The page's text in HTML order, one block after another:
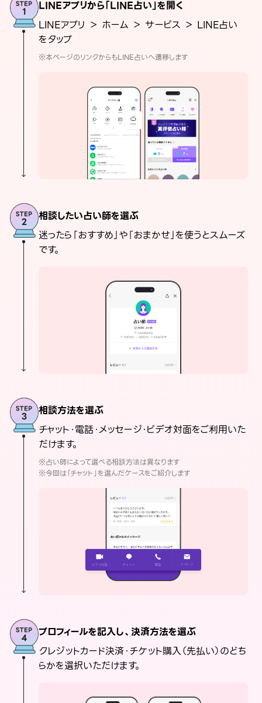
LINEアプリから「LINE占い」を開く
LINEアプリ ＞ ホーム ＞ サービス ＞ LINE占い
をタップ
※本ページのリンクからもLINE占いへ遷移します
相談したい占い師を選ぶ
迷ったら「おすすめ」や「おまかせ」を使うとスムーズ
です。
相談方法を選ぶ
チャット・電話・メッセージ・ビデオ対面をご利用いた
だけます。
※占い師によって選べる相談方法は異なります
※今回は「チャット」を選んだケースをご紹介します
プロフィールを記入し、決済方法を選ぶ
クレジットカード決済・チケット購入（先払い）のどち
らかを選択いただけます。